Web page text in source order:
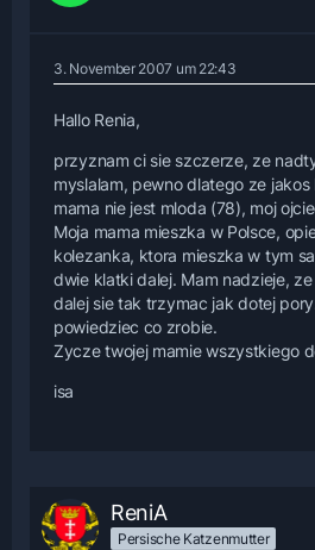
3. November 2007 um 22:43
Hallo Renia,
przyznam ci sie szczerze, ze
myslalam, pewno dlatego ze jakos
mama nie jest mloda (78), moj
Moja mama mieszka w Polsce,
kolezanka, ktora mieszka w tym
dwie klatki dalej. Mam nadzieje,
dalej sie tak trzymac jak dotej
powiedziec co zrobie.
Zycze twojej mamie wszystkiego
isa
ReniA
Persische Katzenmutter